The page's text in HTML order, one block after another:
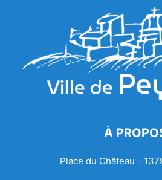
À
Place du Château -